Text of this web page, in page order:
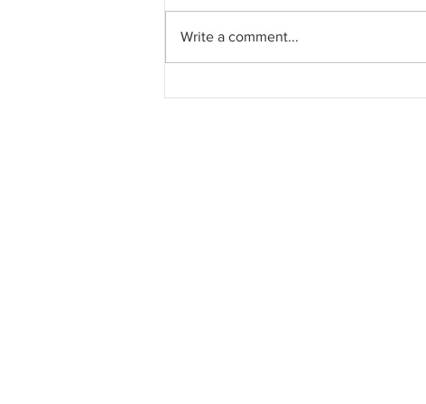
Write a comment...